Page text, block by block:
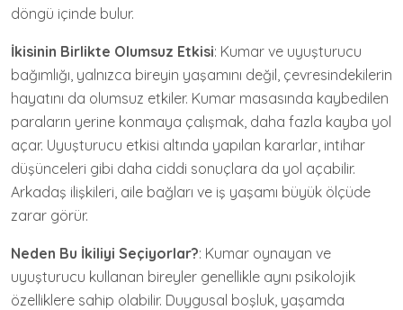
döngü içinde bulur.
İkisinin Birlikte Olumsuz Etkisi: Kumar ve uyuşturucu
bağımlığı, yalnızca bireyin yaşamını değil, çevresindekilerin
hayatını da olumsuz etkiler. Kumar masasında kaybedilen
paraların yerine konmaya çalışmak, daha fazla kayba yol
açar. Uyuşturucu etkisi altında yapılan kararlar, intihar
düşünceleri gibi daha ciddi sonuçlara da yol açabilir.
Arkadaş ilişkileri, aile bağları ve iş yaşamı büyük ölçüde
zarar görür.
Neden Bu İkiliyi Seçiyorlar?: Kumar oynayan ve
uyuşturucu kullanan bireyler genellikle aynı psikolojik
özelliklere sahip olabilir. Duygusal boşluk, yaşamda